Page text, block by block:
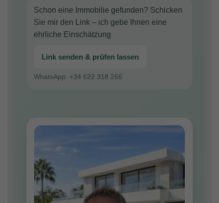
Schon eine Immobilie gefunden? Schicken
Sie mir den Link – ich gebe Ihnen eine
ehrliche Einschätzung
Link senden & prüfen lassen
WhatsApp: +34 622 318 266